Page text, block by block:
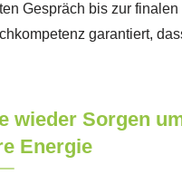
Gespräch bis zur
garantiert,
wieder Sorgen
Energie